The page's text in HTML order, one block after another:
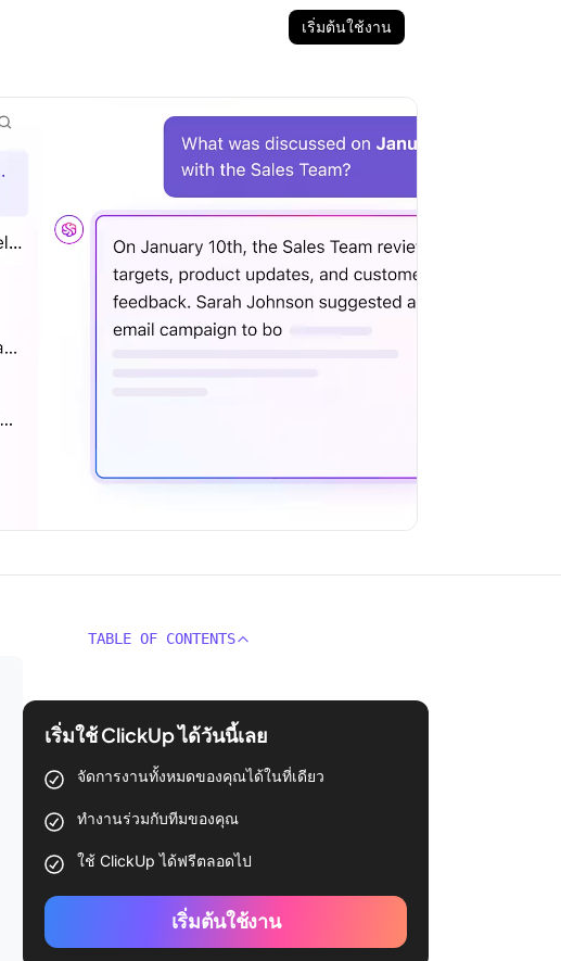
เริ่มต้นใช้งาน
TABLE OF CONTENTS
เริ่มใช้ ClickUp ได้วันนี้เลย
จัดการงานทั้งหมดของคุณได้ในที่เดียว
ทำงานร่วมกับทีมของคุณ
ใช้ ClickUp ได้ฟรีตลอดไป
เริ่มต้นใช้งาน